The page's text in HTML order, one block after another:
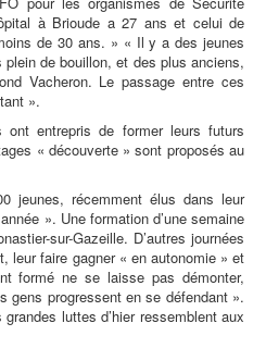
à Brioude a 27 ans et celui de
de 30 ans. » « Il y a des jeunes
de bouillon, et des plus anciens,
Vacheron. Le passage entre ces
».
entrepris de former leurs futurs
« découverte » sont proposés au
jeunes, récemment élus dans leur
». Une formation d’une semaine
sur-Gazeille. D’autres journées
leur faire gagner « en autonomie » et
formé ne se laisse pas démonter,
gens progressent en se défendant ».
luttes d’hier ressemblent aux